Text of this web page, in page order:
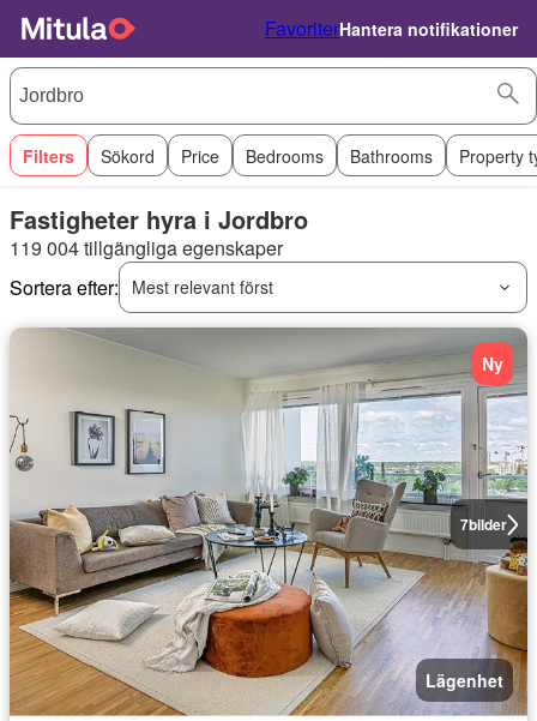
FavoriterHantera notifikationer
Filters Sökord Price Bedrooms Bathrooms Property
Fastigheter hyra i Jordbro
119 004 tillgängliga egenskaper
Sortera efter:
Mest relevant först
7bilder
Ny
Lägenhet